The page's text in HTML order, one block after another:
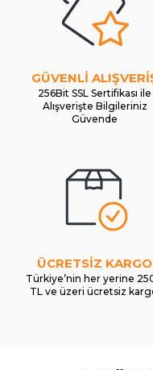
GÜVENLİ
256Bit SSL Sertifikası ile
Alışverişte Bilgileriniz
Güvende
ÜCRETSİZ KARGO
Türkiye’nin her yerine
TL ve üzeri ücretsiz